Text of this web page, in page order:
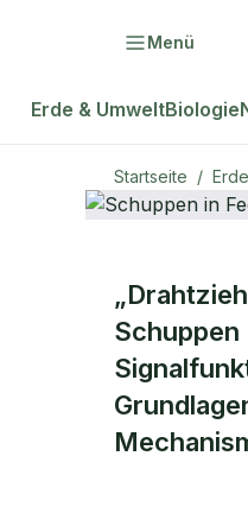
Menü
Erde & UmweltBiologie
Startseite /
ERDE &